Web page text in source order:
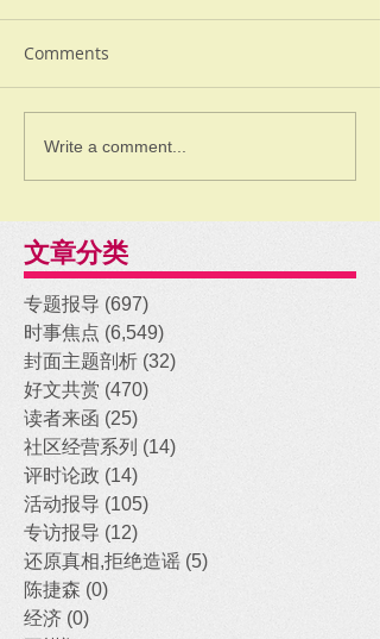
Comments
Write a comment...
文章分类
专题报导 (697)
时事焦点 (6,549)
封面主题剖析 (32)
好文共赏 (470)
读者来函 (25)
社区经营系列 (14)
评时论政 (14)
活动报导 (105)
专访报导 (12)
还原真相,拒绝造谣 (5)
陈捷森 (0)
经济 (0)